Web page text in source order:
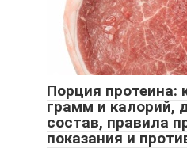
Порция протеина:
грамм и калорий,
состав, правила
показания и